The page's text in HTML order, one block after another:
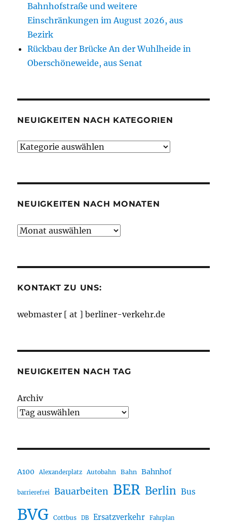
Bahnhofstraße und weitere
Einschränkungen im August 2026, aus
Bezirk
Rückbau der Brücke An der Wuhlheide in
Oberschöneweide, aus Senat
NEUIGKEITEN NACH KATEGORIEN
Neuigkeiten
NEUIGKEITEN NACH MONATEN
Neuigkeiten
KONTAKT ZU UNS:
webmaster [ at ] berliner-verkehr.de
NEUIGKEITEN NACH TAG
Archiv
A100 Alexanderplatz Autobahn Bahn Bahnhof
barrierefrei Bauarbeiten BER Berlin Bus
BVG Cottbus DB Ersatzverkehr Fahrplan